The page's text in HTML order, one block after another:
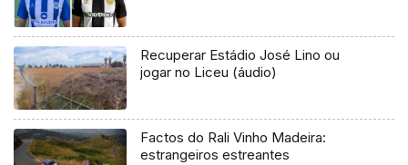
Recuperar Estádio José Lino ou
jogar no Liceu (áudio)
Factos do Rali Vinho Madeira:
estrangeiros estreantes